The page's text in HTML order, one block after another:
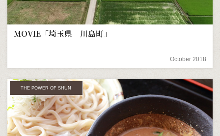
MOVIE「埼玉県 川島町」
October 2018
THE POWER OF SHUN